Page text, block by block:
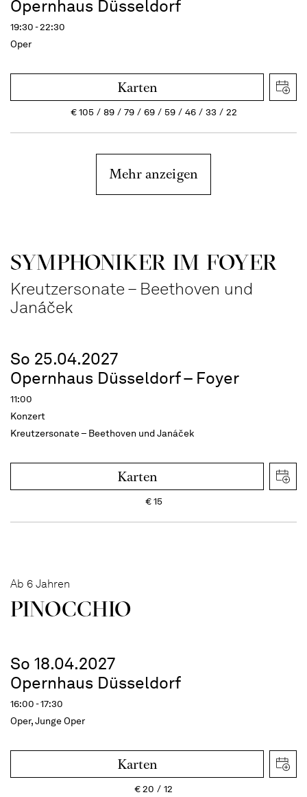
Opernhaus Düsseldorf
19:30 - 22:30
Oper
Karten
€105 89 79 69 59 46 33 22
Mehr anzeigen
SYMPHONIKER IM FOYER
Kreutzersonate – Beethoven und
Janáček
So 25.04.2027
Opernhaus Düsseldorf – Foyer
11:00
Konzert
Kreutzersonate – Beethoven und Janáček
Karten
€15
Ab 6 Jahren
PINOC­CHIO
So 18.04.2027
Opernhaus Düsseldorf
16:00 - 17:30
Oper, Junge Oper
Karten
€20 12